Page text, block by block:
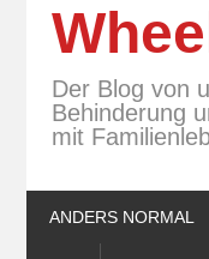
Der Blog von
Behinderung
mit
ANDERS NORMAL